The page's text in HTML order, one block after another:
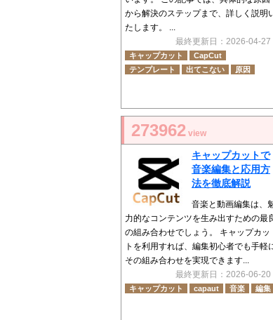
から解決のステップまで、詳しく説明
たします。 ...
最終更新日：2026-04-27
キャップカット
CapCut
テンプレート
出てこない 原因
273962 view
キャップカットで
音楽編集と応用方
法を徹底解説
音楽と動画編集は、
力的なコンテンツを生み出すための最
の組み合わせでしょう。 キャップカッ
トを利用すれば、編集初心者でも手軽
その組み合わせを実現できます...
最終更新日：2026-06-20
キャップカット capaut 音楽 編集